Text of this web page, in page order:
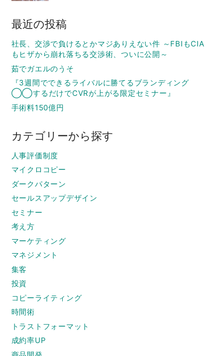
最近の投稿
社長、交渉で負けるとかマジありえない件 ～FBIもCIA
もヒザから崩れ落ちる交渉術、ついに公開～
茹でガエルのうそ
『3週間でできるライバルに勝てるブランディング
◯◯するだけでCVRが上がる限定セミナー』
手術料150億円
カテゴリーから探す
人事評価制度
マイクロコピー
ダークパターン
セールスアップデザイン
セミナー
考え方
マーケティング
マネジメント
集客
投資
コピーライティング
時間術
トラストフォーマット
成約率UP